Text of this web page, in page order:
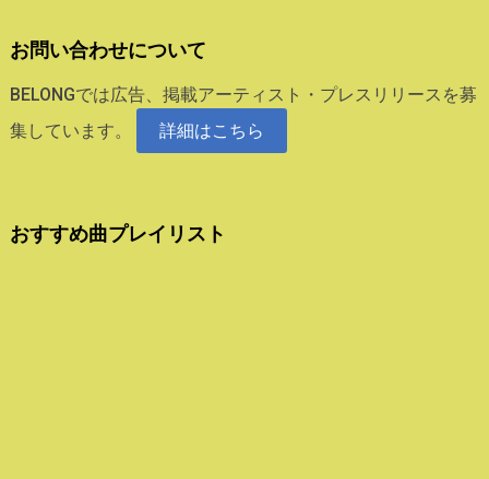
お問い合わせについて
BELONGでは広告、掲載アーティスト・プレスリリースを募
集しています。
詳細はこちら
おすすめ曲プレイリスト